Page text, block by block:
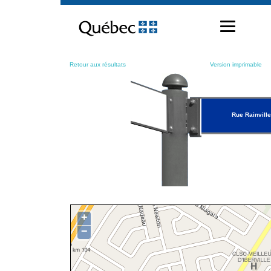
contenu
Retour aux résultats Version imprimable
Rue Rainville
+
−